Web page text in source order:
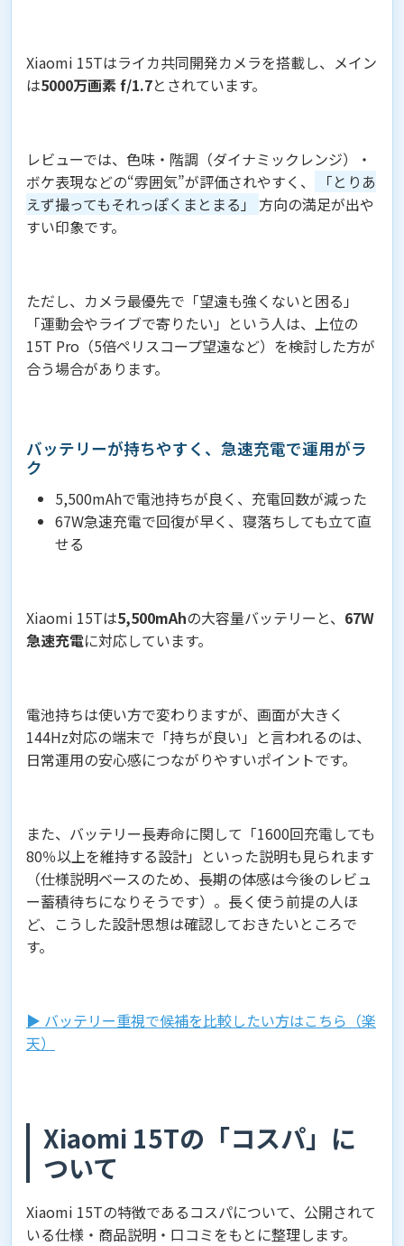
Xiaomi 15Tはライカ共同開発カメラを搭載し、メイン
は5000万画素 f/1.7とされています。
レビューでは、色味・階調（ダイナミックレンジ）・
ボケ表現などの“雰囲気”が評価されやすく、
「とりあ
えず撮ってもそれっぽくまとまる」
方向の満足が出や
すい印象です。
ただし、カメラ最優先で「望遠も強くないと困る」
「運動会やライブで寄りたい」という人は、上位の
15T Pro（5倍ペリスコープ望遠など）を検討した方が
合う場合があります。
バッテリーが持ちやすく、急速充電で運用がラ
ク
5,500mAhで電池持ちが良く、充電回数が減った
67W急速充電で回復が早く、寝落ちしても立て直
せる
Xiaomi 15Tは5,500mAhの大容量バッテリーと、 67W
急速充電に対応しています。
電池持ちは使い方で変わりますが、画面が大きく
144Hz対応の端末で「持ちが良い」と言われるのは、
日常運用の安心感につながりやすいポイントです。
また、バッテリー長寿命に関して「1600回充電しても
80％以上を維持する設計」といった説明も見られます
（仕様説明ベースのため、長期の体感は今後のレビュ
ー蓄積待ちになりそうです）。長く使う前提の人ほ
ど、こうした設計思想は確認しておきたいところで
す。
▶︎ バッテリー重視で候補を比較したい方はこちら（楽
天）
Xiaomi 15Tの「コスパ」に
ついて
Xiaomi 15Tの特徴であるコスパについて、公開されて
いる仕様・商品説明・口コミをもとに整理します。